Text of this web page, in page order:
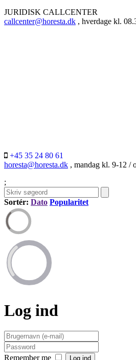
JURIDISK CALLCENTER
callcenter@horesta.dk , hverdage kl.
+45 35 24 80 61
horesta@horesta.dk , mandag kl. 9-12 /
;
Sortér: Dato Popularitet
Log ind
Remember me